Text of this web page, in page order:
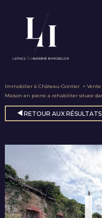
Immobilier à Château-Gontier Vente
Maison en pierre a rehabiliter situee
RETOUR AUX RÉSULTATS